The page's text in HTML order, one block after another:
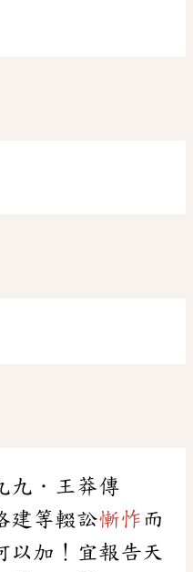
九．王莽傳
建等輟訟慚怍 而
以加！宜報告天